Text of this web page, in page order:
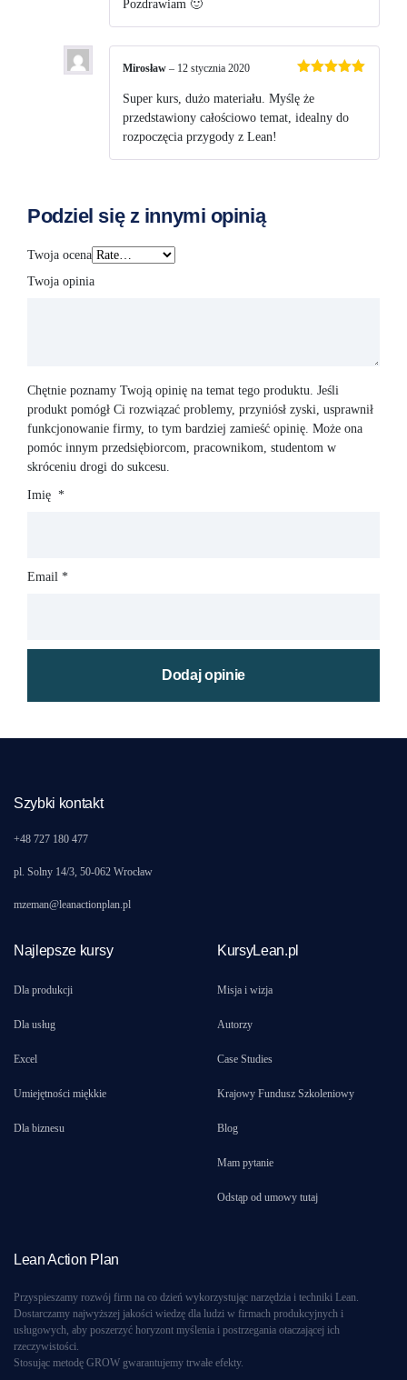
Pozdrawiam 🙂
na 5
Mirosław – 12 stycznia 2020
Super kurs, dużo materiału. Myślę że
przedstawiony całościowo temat, idealny do
rozpoczęcia przygody z Lean!
Podziel się z innymi opinią
Twoja ocena
Twoja opinia
Chętnie poznamy Twoją opinię na temat tego produktu. Jeśli
produkt pomógł Ci rozwiązać problemy, przyniósł zyski, usprawnił
funkcjonowanie firmy, to tym bardziej zamieść opinię. Może ona
pomóc innym przedsiębiorcom, pracownikom, studentom w
skróceniu drogi do sukcesu.
Imię *
Email *
Szybki kontakt
+48 727 180 477
pl. Solny 14/3, 50-062 Wrocław
mzeman@leanactionplan.pl
Najlepsze kursy
Dla produkcji
Dla usług
Excel
Umiejętności miękkie
Dla biznesu
KursyLean.pl
Misja i wizja
Autorzy
Case Studies
Krajowy Fundusz Szkoleniowy
Blog
Mam pytanie
Odstąp od umowy tutaj
Lean Action Plan
Przyspieszamy rozwój firm na co dzień wykorzystując narzędzia i techniki Lean.
Dostarczamy najwyższej jakości wiedzę dla ludzi w firmach produkcyjnych i
usługowych, aby poszerzyć horyzont myślenia i postrzegania otaczającej ich
rzeczywistości.
Stosując metodę GROW gwarantujemy trwałe efekty.